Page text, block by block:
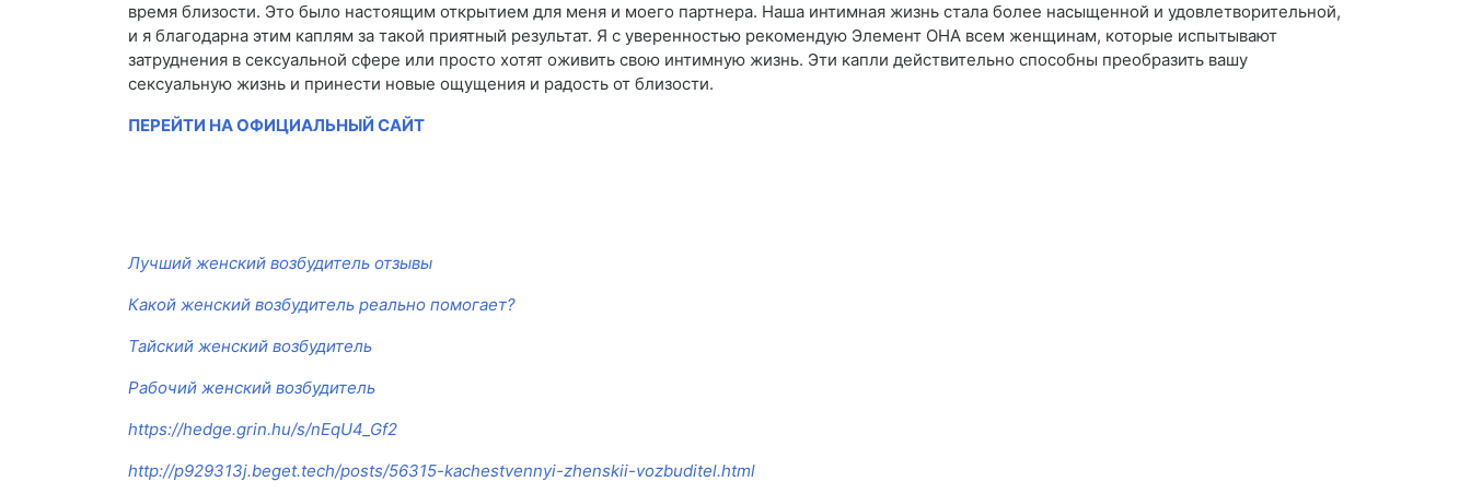
время близости. Это было настоящим открытием для меня и моего партнера. Наша интимная жизнь стала более насыщенной и удовлетворительной,
и я благодарна этим каплям за такой приятный результат. Я с уверенностью рекомендую Элемент ОНА всем женщинам, которые испытывают
затруднения в сексуальной сфере или просто хотят оживить свою интимную жизнь. Эти капли действительно способны преобразить вашу
сексуальную жизнь и принести новые ощущения и радость от близости.
ПЕРЕЙТИ НА ОФИЦИАЛЬНЫЙ САЙТ
Лучший женский возбудитель отзывы
Какой женский возбудитель реально помогает?
Тайский женский возбудитель
Рабочий женский возбудитель
https://hedge.grin.hu/s/nEqU4_Gf2
http://p929313j.beget.tech/posts/56315-kachestvennyi-zhenskii-vozbuditel.html